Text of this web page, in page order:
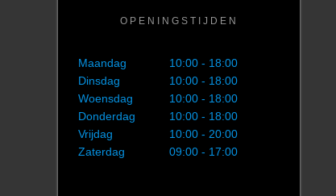
OPENINGSTIJDEN
Maandag
10:00 - 18:00
Dinsdag
10:00 - 18:00
Woensdag
10:00 - 18:00
Donderdag
10:00 - 18:00
Vrijdag
10:00 - 20:00
Zaterdag
09:00 - 17:00